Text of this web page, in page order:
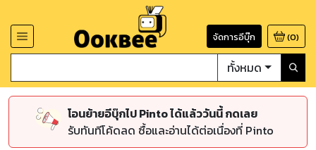
จัดการอีบุ๊ก (0)
ทั้งหมด
โอนย้ายอีบุ๊กไป Pinto ได้แล้ววันนี้ กดเลย
รับทันทีโค้ดลด ซื้อและอ่านได้ต่อเนื่องที่ Pinto